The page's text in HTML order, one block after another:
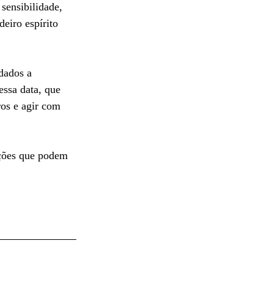
espírito
a
data, que
e agir com
que podem